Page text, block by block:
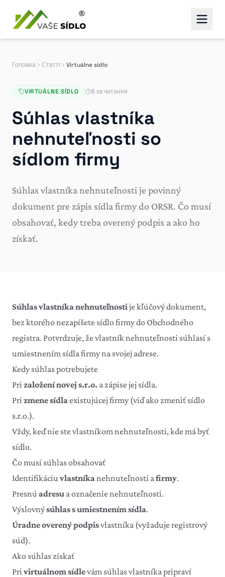
Головна Статті Virtuálne sídlo
VIRTUÁLNE SÍDLO 5 хв читання
Súhlas vlastníka
nehnuteľnosti so
sídlom firmy
Súhlas vlastníka nehnuteľnosti je povinný
dokument pre zápis sídla firmy do ORSR. Čo musí
obsahovať, kedy treba overený podpis a ako ho
získať.
Súhlas vlastníka nehnuteľnostije kľúčový dokument,
bez ktorého nezapíšete sídlo firmy do Obchodného
registra. Potvrdzuje, že vlastník nehnuteľnosti súhlasí s
umiestnením sídla firmy na svojej adrese.
Kedy súhlas potrebujete
Prizaložení novej s.r.o. a zápise jej sídla.
Prizmene sídlaexistujúcej firmy (viďako zmeniť sídlo
s.r.o.).
Vždy, keď nie ste vlastníkom nehnuteľnosti, kde má byť
sídlo.
Čo musí súhlas obsahovať
Identifikáciu vlastníkanehnuteľnosti afirmy.
Presnú adresu a označenie nehnuteľnosti.
Výslovnýsúhlas s umiestnením sídla.
Úradne overený podpisvlastníka (vyžaduje registrový
súd).
Ako súhlas získať
Privirtuálnom sídlevám súhlas vlastníka pripraví